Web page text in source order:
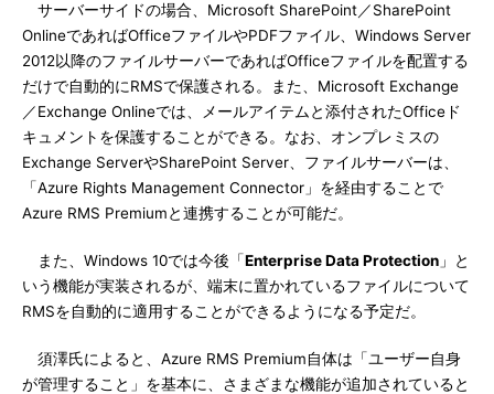
サーバーサイドの場合、Microsoft SharePoint／SharePoint
OnlineであればOfficeファイルやPDFファイル、Windows Server
2012以降のファイルサーバーであればOfficeファイルを配置する
だけで自動的にRMSで保護される。また、Microsoft Exchange
／Exchange Onlineでは、メールアイテムと添付されたOfficeド
キュメントを保護することができる。なお、オンプレミスの
Exchange ServerやSharePoint Server、ファイルサーバーは、
「Azure Rights Management Connector」を経由することで
Azure RMS Premiumと連携することが可能だ。
また、Windows 10では今後「Enterprise Data Protection 」と
いう機能が実装されるが、端末に置かれているファイルについて
RMSを自動的に適用することができるようになる予定だ。
須澤氏によると、Azure RMS Premium自体は「ユーザー自身
が管理すること」を基本に、さまざまな機能が追加されていると